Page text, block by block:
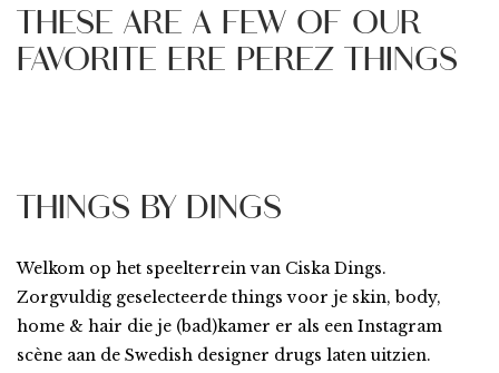
THESE ARE A FEW OF OUR
FAVORITE ERE PEREZ THINGS
THINGS BY DINGS
Welkom op het speelterrein van Ciska Dings.
Zorgvuldig geselecteerde things voor je skin, body,
home & hair die je (bad)kamer er als een Instagram
scène aan de Swedish designer drugs laten uitzien.